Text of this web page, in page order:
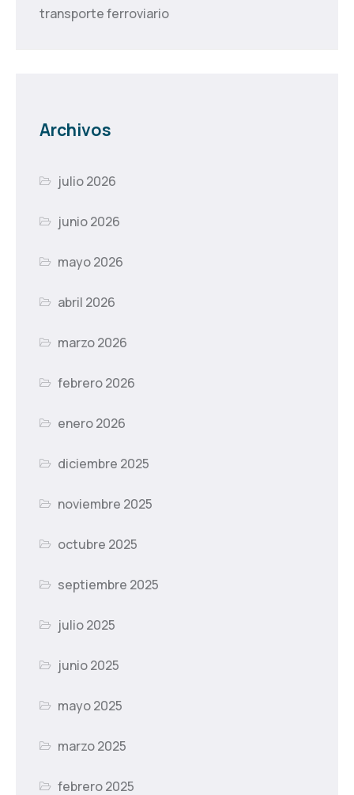
transporte ferroviario
Archivos
julio 2026
junio 2026
mayo 2026
abril 2026
marzo 2026
febrero 2026
enero 2026
diciembre 2025
noviembre 2025
octubre 2025
septiembre 2025
julio 2025
junio 2025
mayo 2025
marzo 2025
febrero 2025